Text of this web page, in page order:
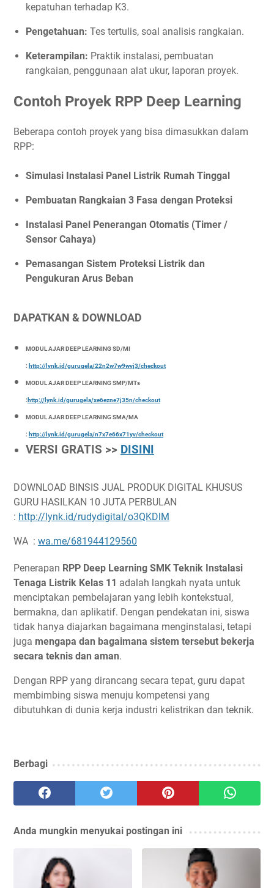
kepatuhan terhadap K3.
Pengetahuan: Tes tertulis, soal analisis rangkaian.
Keterampilan: Praktik instalasi, pembuatan
rangkaian, penggunaan alat ukur, laporan proyek.
Contoh Proyek RPP Deep Learning
Beberapa contoh proyek yang bisa dimasukkan dalam
RPP:
Simulasi Instalasi Panel Listrik Rumah Tinggal
Pembuatan Rangkaian 3 Fasa dengan Proteksi
Instalasi Panel Penerangan Otomatis (Timer /
Sensor Cahaya)
Pemasangan Sistem Proteksi Listrik dan
Pengukuran Arus Beban
DAPATKAN & DOWNLOAD
MODUL AJAR DEEP LEARNING SD/MI
: http://lynk.id/gurugela/22n2w7w9wvj3/checkout
MODUL AJAR DEEP LEARNING SMP/MTs
: http://lynk.id/gurugela/xe6ezne7j35n/checkout
MODUL AJAR DEEP LEARNING SMA/MA
: http://lynk.id/gurugela/n7x7e66x71yv/checkout
VERSI GRATIS >> DISINI
DOWNLOAD BINSIS JUAL PRODUK DIGITAL KHUSUS
GURU HASILKAN 10 JUTA PERBULAN
: http://lynk.id/rudydigital/o3QKDlM
WA : wa.me/681944129560
Penerapan RPP Deep Learning SMK Teknik Instalasi
Tenaga Listrik Kelas 11 adalah langkah nyata untuk
menciptakan pembelajaran yang lebih kontekstual,
bermakna, dan aplikatif. Dengan pendekatan ini, siswa
tidak hanya diajarkan bagaimana menginstalasi, tetapi
juga mengapa dan bagaimana sistem tersebut bekerja
secara teknis dan aman.
Dengan RPP yang dirancang secara tepat, guru dapat
membimbing siswa menuju kompetensi yang
dibutuhkan di dunia kerja industri kelistrikan dan teknik.
Berbagi
Anda mungkin menyukai postingan ini